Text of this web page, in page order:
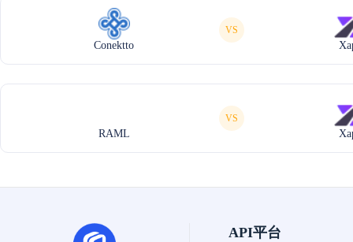
Conektto
VS
RAML
VS
API平台